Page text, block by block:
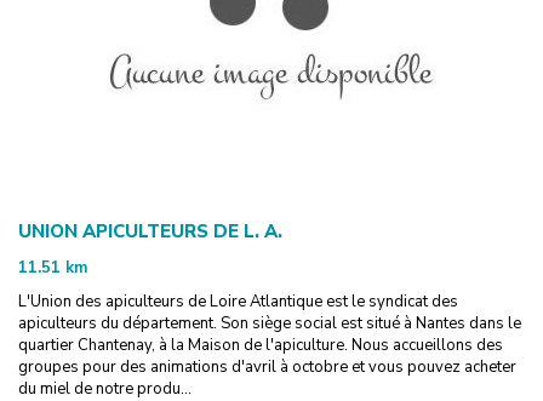
UNION APICULTEURS DE L. A.
11.51 km
L'Union des apiculteurs de Loire Atlantique est le syndicat des
apiculteurs du département. Son siège social est situé à Nantes dans le
quartier Chantenay, à la Maison de l'apiculture. Nous accueillons des
groupes pour des animations d'avril à octobre et vous pouvez acheter
du miel de notre produ...